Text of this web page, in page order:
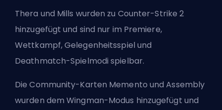
Thera und Mills wurden zu Counter-Strike 2
hinzugefügt und sind nur im Premiere,
Wettkampf, Gelegenheitsspiel und
Deathmatch-Spielmodi spielbar.
Die Community-Karten Memento und Assembly
wurden dem Wingman-Modus hinzugefügt und